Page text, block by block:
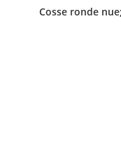
Cosse ronde